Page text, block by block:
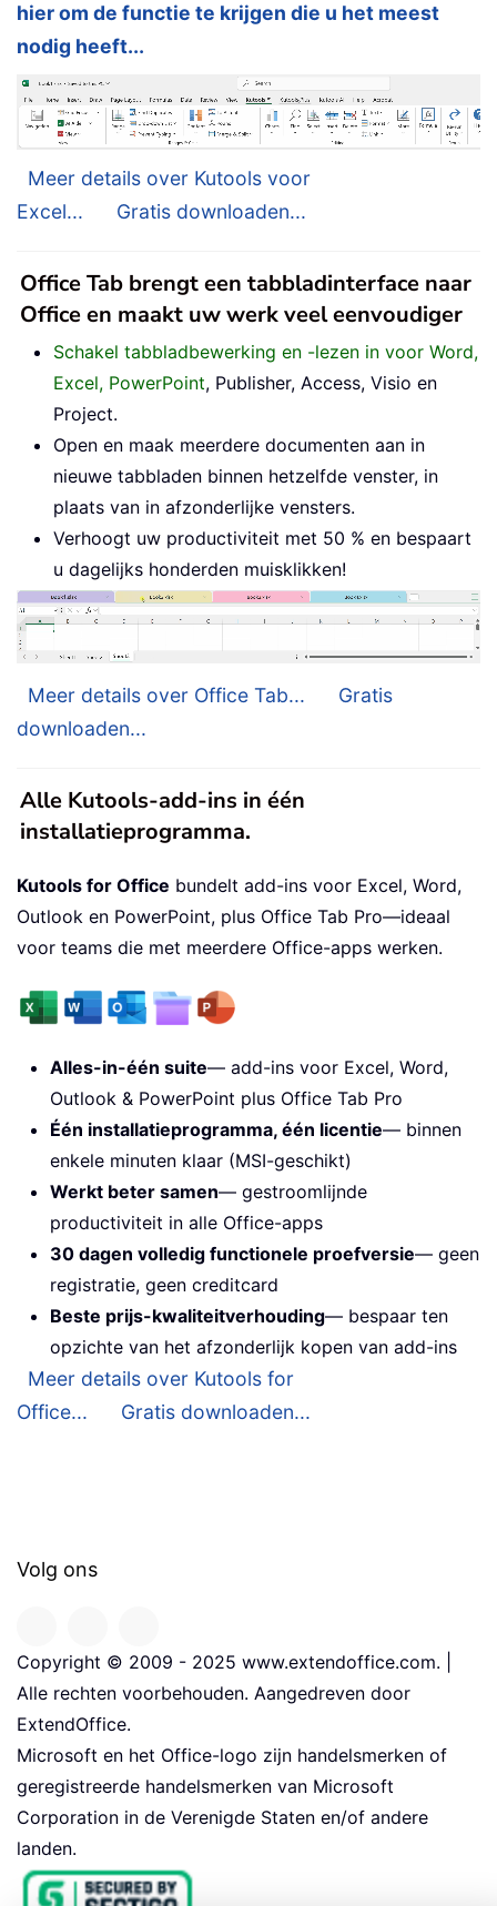
hier om de functie te krijgen die u het meest
nodig heeft...
Meer details over Kutools voor
Excel...
Gratis downloaden...
Office Tab brengt een tabbladinterface naar
Office en maakt uw werk veel eenvoudiger
Schakel tabbladbewerking en -lezen in voor Word,
Excel, PowerPoint, Publisher, Access, Visio en
Project.
Open en maak meerdere documenten aan in
nieuwe tabbladen binnen hetzelfde venster, in
plaats van in afzonderlijke vensters.
Verhoogt uw productiviteit met 50 % en bespaart
u dagelijks honderden muisklikken!
Meer details over Office Tab...
Gratis
downloaden...
Alle Kutools-add-ins in één
installatieprogramma.
Kutools for Office bundelt add-ins voor Excel, Word,
Outlook en PowerPoint, plus Office Tab Pro—ideaal
voor teams die met meerdere Office-apps werken.
Alles-in-één suite— add-ins voor Excel, Word,
Outlook & PowerPoint plus Office Tab Pro
Één installatieprogramma, één licentie— binnen
enkele minuten klaar (MSI-geschikt)
Werkt beter samen— gestroomlijnde
productiviteit in alle Office-apps
30 dagen volledig functionele proefversie— geen
registratie, geen creditcard
Beste prijs-kwaliteitverhouding— bespaar ten
opzichte van het afzonderlijk kopen van add-ins
Meer details over Kutools for
Office...
Gratis downloaden...
Volg ons
Copyright © 2009 - 2025 www.extendoffice.com. |
Alle rechten voorbehouden. Aangedreven door
ExtendOffice.
Microsoft en het Office-logo zijn handelsmerken of
geregistreerde handelsmerken van Microsoft
Corporation in de Verenigde Staten en/of andere
landen.